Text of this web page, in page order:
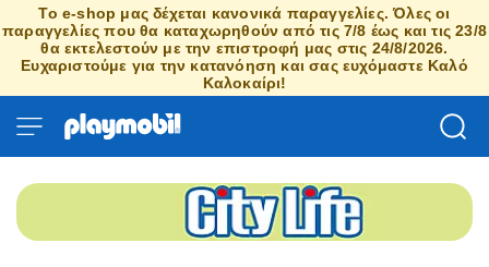
Το e-shop μας δέχεται κανονικά παραγγελίες. Όλες οι
παραγγελίες που θα καταχωρηθούν από τις 7/8 έως και τις 23/8
θα εκτελεστούν με την επιστροφή μας στις 24/8/2026.
Ευχαριστούμε για την κατανόηση και σας ευχόμαστε Καλό
Καλοκαίρι!